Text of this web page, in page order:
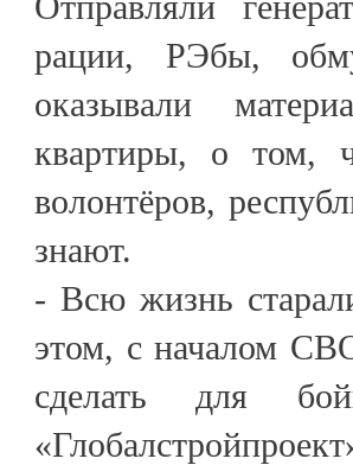
рации, РЭбы,
оказывали
квартиры, о том,
волонтёров,
знают.
- Всю жизнь
этом, с началом
сделать для